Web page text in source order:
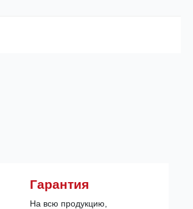
Гарантия
На всю продукцию,